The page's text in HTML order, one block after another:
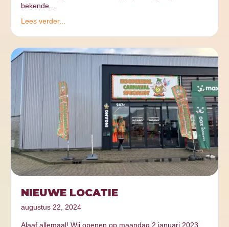
bekende…
Lees verder...
NIEUWE LOCATIE
augustus 22, 2024
Alaaf allemaal! Wij openen op maandag 2 januari 2023